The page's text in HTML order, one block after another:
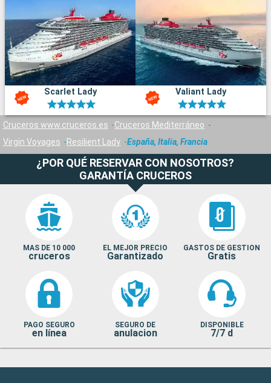
Scarlet Lady Valiant Lady
Cruceros www.cruceros.es
Cruceros Mediterráneo
Virgin Voyages
Resilient Lady España, Italia, Francia
¿POR QUÉ RESERVAR CON NOSOTROS?
GARANTÍA CRUCEROS
MAS DE 10 000
cruceros
EL MEJOR PRECIO
Garantizado
GASTOS DE GESTION
Gratis
PAGO SEGURO
en línea
SEGURO DE
anulacion
DISPONIBLE
7/7 d